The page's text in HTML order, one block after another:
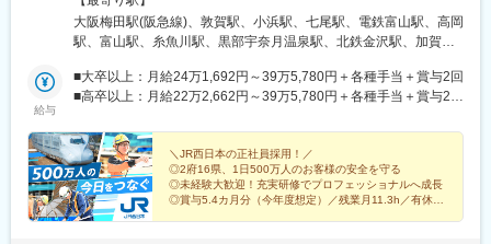
策：敷地内喫煙可能場所あり■北陸新潟県（糸魚川）富山県（富
山、高岡）石川県（金沢、七尾、羽咋、白山、加賀）福井県（福
府（京都、福知山）大阪府（大阪、高槻、堺）兵庫県（神戸、明
石、姫路、加古川、豊岡、神崎郡神河町、丹波篠山）奈良県（奈
気郡和気町、笠岡、新見、総社、倉敷、津山）鳥取県（米子、鳥
取）島根県（松江、浜田、出雲）広島県（広島、福山、三原）山
口県（山口、周南、下関）■九州福岡県（福岡)
大阪梅田駅(阪急線)、敦賀駅、小浜駅、七尾駅、電鉄富山駅、高岡
駅、富山駅、糸魚川駅、黒部宇奈月温泉駅、北鉄金沢駅、加賀笠
津駅(滋賀県)、米原駅、近江八幡駅、貴生川駅、堅田駅、近江今津
駅、近江塩津駅、京都駅、東野駅(京都府)、新田駅(京都府)、亀岡
(大阪府・阪急線)、西中島南方駅、尼崎駅(東海道本線)、川西池田
駅、天王寺駅、森ノ宮駅、京橋駅(大阪府)、四天王寺前夕陽ケ丘
駅、富木駅、日根野駅、王寺駅、木津駅(京都府)、津田駅、伊賀上
野駅、高田駅(奈良県)、兵庫駅、芦屋駅(東海道本線)、西明石駅、
姫路駅、加古川駅、西脇市駅、相生駅(兵庫県)、太市駅、和歌山
給与
■大卒以上：月給24万1,692円～39万5,780円＋各種手当＋賞与2回
■高卒以上：月給22万2,662円～39万5,780円＋各種手当＋賞与2回
で異なります※京阪神地区以外の勤務地の場合は、月給（大卒以
上）23万706円以上、月給（高卒以上）21万2,541円以上となりま
す※上記基本給と別途、諸手当として扶養・職務・時間外・通勤手
当等を支給します……入社時年収例……大卒、月15時間相当の時
間外労働手当、賞与5.3ヵ月分（2025年度）を含む・社会人経験 5
＼JR西日本の正社員採用！／
◎2府16県、1日500万人のお客様の安全を守る
◎未経験大歓迎！充実研修でプロフェッショナルへ成長
◎賞与5.4カ月分（今年度想定）／残業月11.3h／有休取